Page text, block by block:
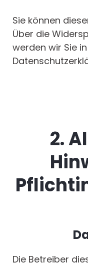
Sie können
Über die
werden wir Sie
2.
Die Betreiber